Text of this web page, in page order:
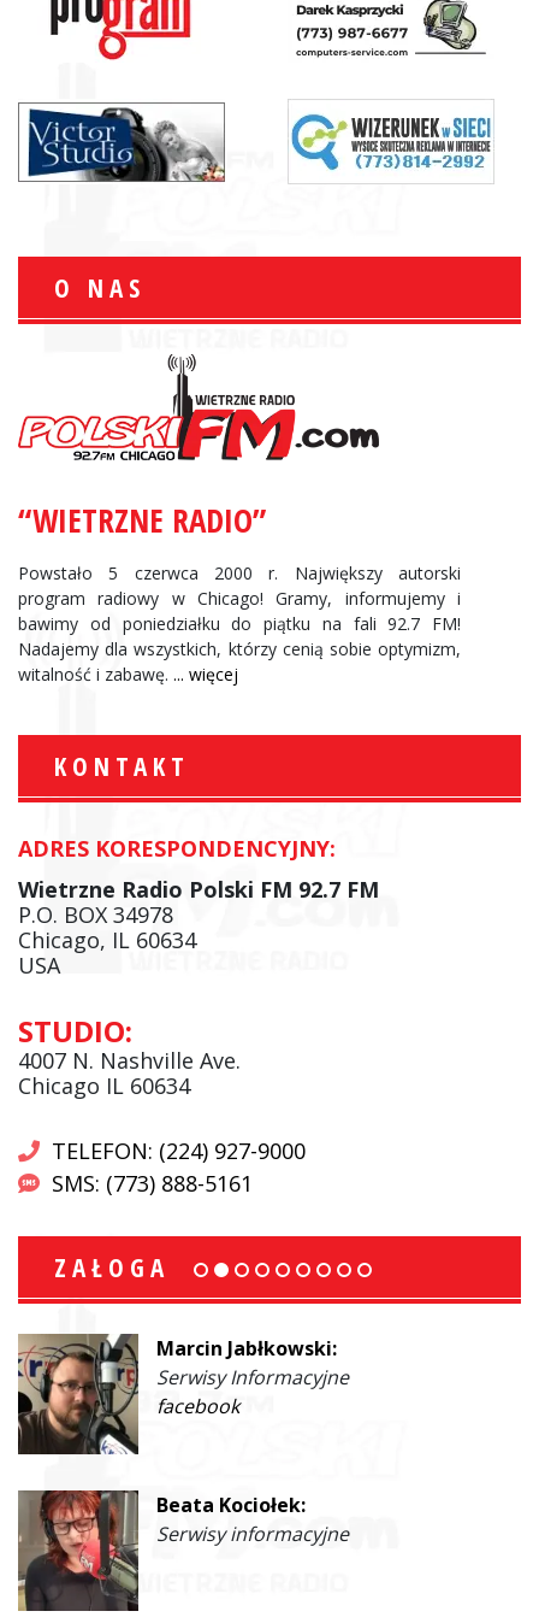
O NAS
“WIETRZNE RADIO”
Powstało 5 czerwca 2000 r. Największy autorski
program radiowy w Chicago! Gramy, informujemy i
bawimy od poniedziałku do piątku na fali 92.7 FM!
Nadajemy dla wszystkich, którzy cenią sobie optymizm,
witalność i zabawę. ... więcej
KONTAKT
ADRES KORESPONDENCYJNY:
Wietrzne Radio Polski FM 92.7 FM
P.O. BOX 34978
Chicago, IL 60634
USA
STUDIO:
4007 N. Nashville Ave.
Chicago IL 60634
TELEFON: (224) 927-9000
SMS: (773) 888-5161
ZAŁOGA
Marcin Jabłkowski:
Serwisy Informacyjne
facebook
Beata Kociołek:
Serwisy informacyjne